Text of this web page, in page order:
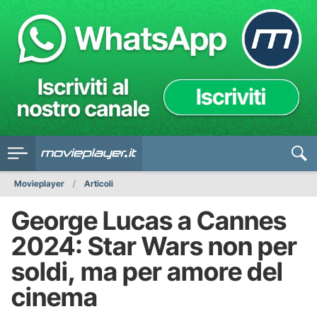
Movieplayer Articoli
George Lucas a Cannes
2024: Star Wars non per
soldi, ma per amore del
cinema